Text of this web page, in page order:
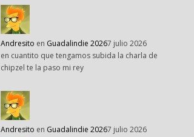
Andresito en Guadalindie 20267 julio 2026
en cuantito que tengamos subida la charla de
chipzel te la paso mi rey
Andresito en Guadalindie 20267 julio 2026